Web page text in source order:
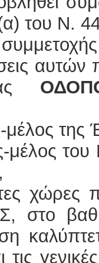
του Ν.
αυτών
της
του
που
στο